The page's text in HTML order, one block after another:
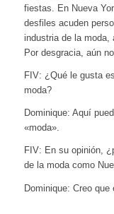
fiestas. En Nueva
desfiles acuden
industria de la moda,
Por desgracia, aún
FIV: ¿Qué le gusta
moda?
Dominique: Aquí
«moda».
FIV: En su opinión,
de la moda como
Dominique: Creo que